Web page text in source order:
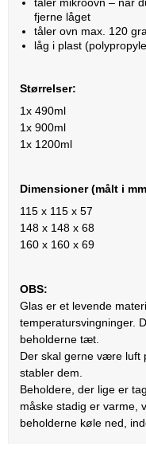
fjerne låget
tåler ovn max. 120
låg i plast
Størrelser:
1x 490ml
1x 900ml
1x 1200ml
Dimensioner (målt i
115 x 115 x 57
148 x 148 x 68
160 x 160 x 69
OBS:
Glas er et levende
temperatursvingninger.
beholderne tæt.
Der skal gerne være luft
stabler dem.
Beholdere, der lige er
måske stadig er varme,
beholderne køle ned,